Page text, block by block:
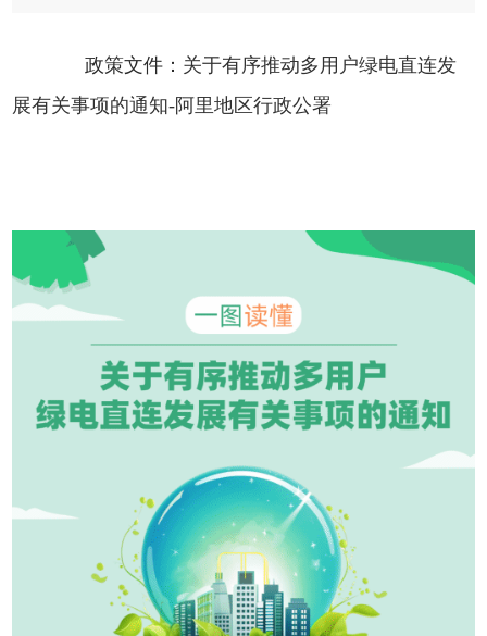
政策文件： 关于有序推动多用户绿电直连发
展有关事项的通知-阿里地区行政公署